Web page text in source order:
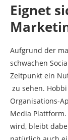
Eignet
Aufgrund der
schwachen
Zeitpunkt ein
zu sehen.
Organisations-
Media
wird, bleibt